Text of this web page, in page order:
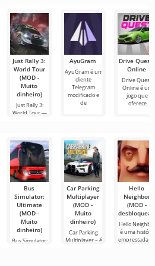
até
outros
usuários ou
encontrar
Just Rally 3:
World Tour
(MOD -
Muito
dinheiro)
Just Rally 3:
World Tour —
AyuGram
AyuGram é um
cliente
Telegram
modificado e
de
Drive Quest:
Online
Drive Quest:
Online é um
jogo que
oferece
Bus
Simulator:
Ultimate
(MOD -
Muito
dinheiro)
Bus Simulator:
Car Parking
Multiplayer
(MOD -
Muito
dinheiro)
Car Parking
Multiplayer – é
Hello
Neighbor
(MOD -
Hello
é uma história
emprestada